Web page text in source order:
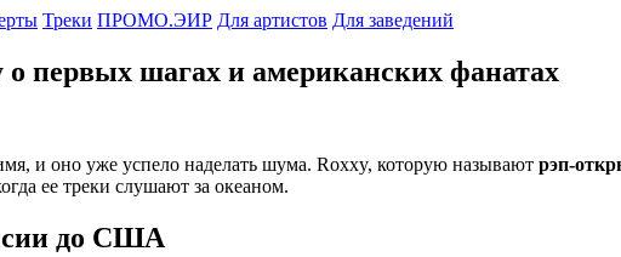
Треки ПРОМО.ЭИР Для артистов Для заведений
первых шагах и американских фанатах
и оно уже успело наделать шума. Roxxy, которую называют рэп-
ее треки слушают за океаном.
до США